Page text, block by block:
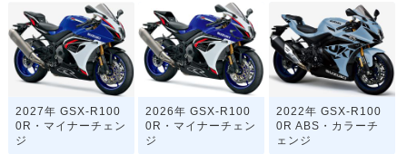
2027年 GSX-R100
0R・マイナーチェン
ジ
2026年 GSX-R100
0R・マイナーチェン
ジ
2022年 GSX-R100
0R ABS・カラーチ
ェンジ